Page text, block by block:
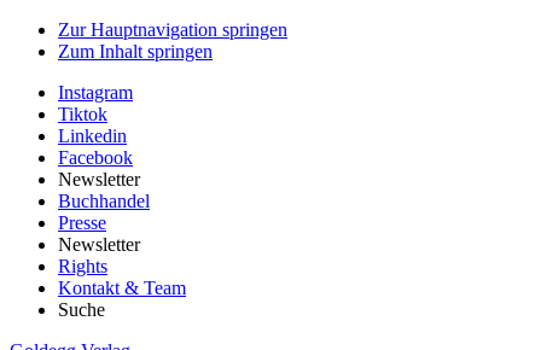
Zur Hauptnavigation springen
Zum Inhalt springen
Instagram
Tiktok
Linkedin
Facebook
Newsletter
Buchhandel
Presse
Newsletter
Rights
Kontakt & Team
Suche